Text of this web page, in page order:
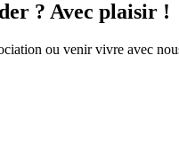
? Avec plaisir !
ou venir vivre avec